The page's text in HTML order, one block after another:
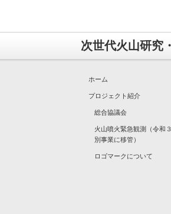
次世代火山研究
ホーム
プロジェクト紹介
総合協議会
火山噴火緊急観測（令和
別事業に移管）
ロゴマークについて